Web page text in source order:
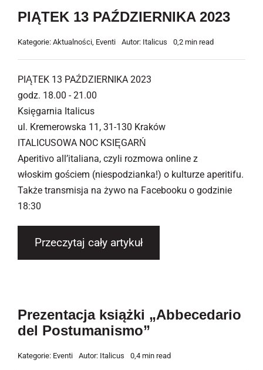
PIĄTEK 13 PAŹDZIERNIKA 2023
Kategorie: Aktualności, Eventi Autor: Italicus 0,2 min read
PIĄTEK 13 PAŹDZIERNIKA 2023
godz. 18.00 - 21.00
Księgarnia Italicus
ul. Kremerowska 11, 31-130 Kraków
ITALICUSOWA NOC KSIĘGARŃ
Aperitivo all’italiana, czyli rozmowa online z
włoskim gościem (niespodzianka!) o kulturze aperitifu.
Także transmisja na żywo na Facebooku o godzinie
18:30
Przeczytaj cały artykuł
Prezentacja książki „Abbecedario
del Postumanismo”
Kategorie: Eventi Autor: Italicus 0,4 min read